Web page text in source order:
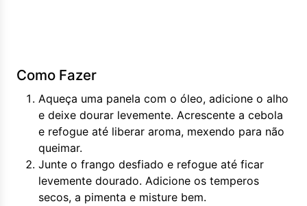
Como Fazer
Aqueça uma panela com o óleo, adicione o alho
e deixe dourar levemente. Acrescente a cebola
e refogue até liberar aroma, mexendo para não
queimar.
Junte o frango desfiado e refogue até ficar
levemente dourado. Adicione os temperos
secos, a pimenta e misture bem.